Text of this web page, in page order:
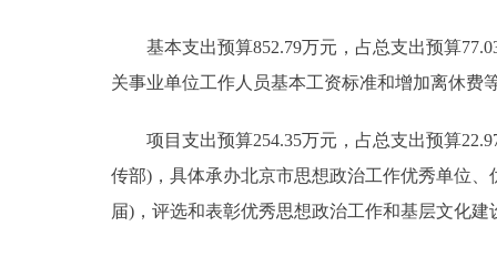
基本支出预算852.79万元，占总支出预算
关事业单位工作人员基本工资标准和增加离休费
项目支出预算254.35万元，占总支出预算
传部)，具体承办北京市思想政治工作优秀单位
届)，评选和表彰优秀思想政治工作和基层文化